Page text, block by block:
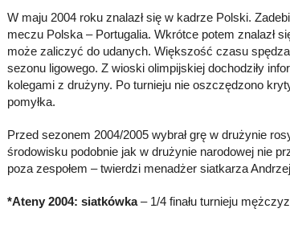
W maju 2004 roku znalazł się w kadrze Polski.
meczu Polska – Portugalia. Wkrótce potem znalazł
może zaliczyć do udanych. Większość czasu
sezonu ligowego. Z wioski olimpijskiej dochodziły
kolegami z drużyny. Po turnieju nie oszczędzono
pomyłka.
Przed sezonem 2004/2005 wybrał grę w drużynie
środowisku podobnie jak w drużynie narodowej nie
poza zespołem – twierdzi menadżer siatkarza
*Ateny 2004: siatkówka– 1/4 finału turnieju